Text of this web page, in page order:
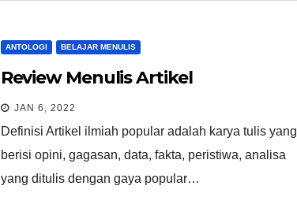
ANTOLOGI BELAJAR MENULIS
Review Menulis Artikel
JAN 6, 2022
Definisi Artikel ilmiah popular adalah karya tulis yang
berisi opini, gagasan, data, fakta, peristiwa, analisa
yang ditulis dengan gaya popular…